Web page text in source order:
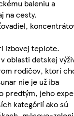
baleniu a
na cesty.
izbovej teplote.
oblasti detskej
rodičov, ktorí
nie je už iba
predtým, jeho
kategórií ako sú